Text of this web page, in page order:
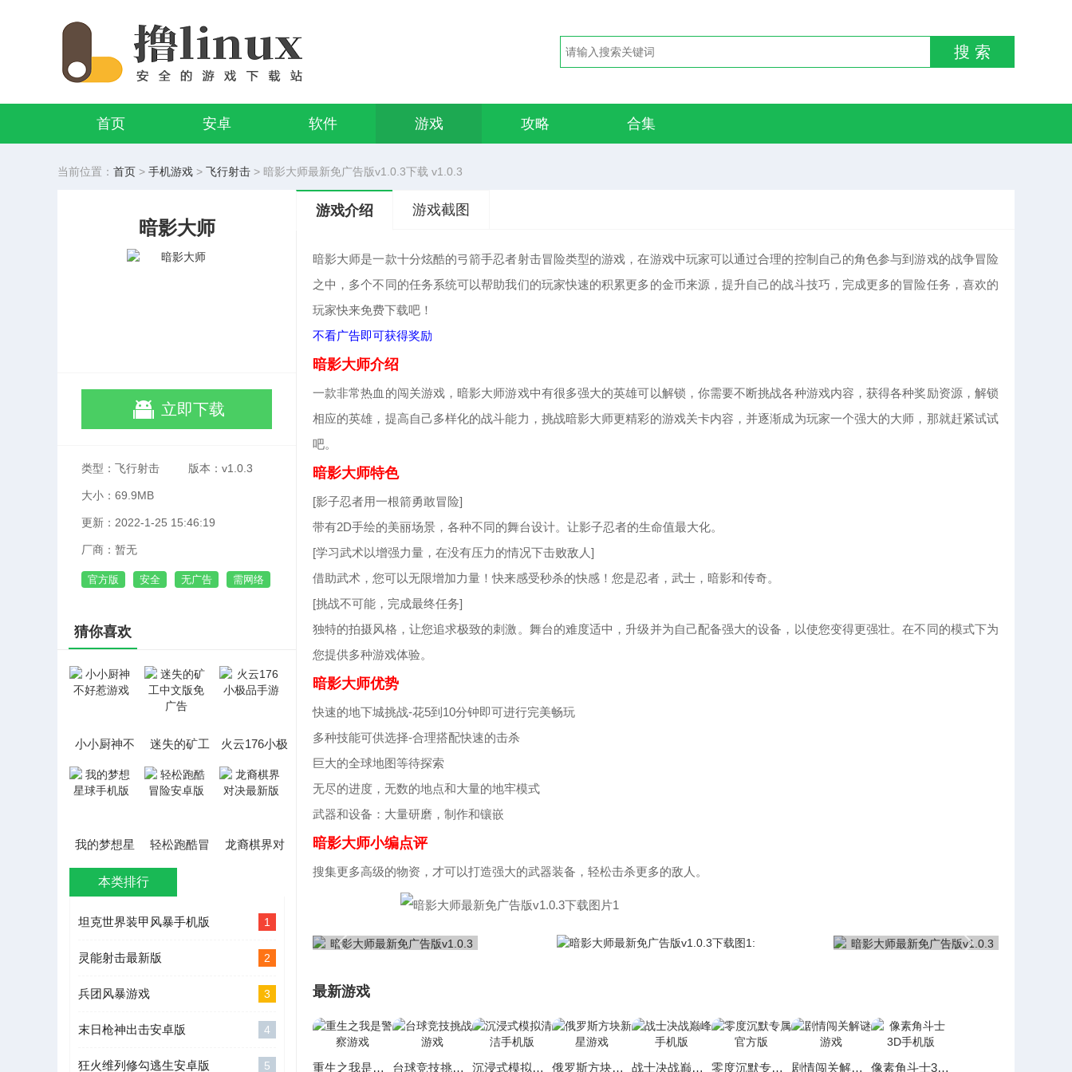
搜 索
首页 安卓 软件 游戏 攻略 合集
当前位置： 首页 > 手机游戏 > 飞行射击 > 暗影大师最新免广告版v1.0.3下载 v1.0.3
暗影大师
立即下载
类型：飞行射击 版本：v1.0.3
大小：69.9MB
更新：2022-1-25 15:46:19
厂商：暂无
官方版 安全 无广告 需网络
猜你喜欢
小小厨神不
迷失的矿工
告
火云176小极
我的梦想星
轻松跑酷冒
龙裔棋界对
本类排行
1
坦克世界装甲风暴手机版
2
灵能射击最新版
3
兵团风暴游戏
4
末日枪神出击安卓版
5
狂火维列修勾逃生安卓版
游戏介绍 游戏截图
暗影大师是一款十分炫酷的弓箭手忍者射击冒险类型的游戏，在游戏中玩家可以通过合理的控制自己的角色参与到游戏的战争冒险
之中，多个不同的任务系统可以帮助我们的玩家快速的积累更多的金币来源，提升自己的战斗技巧，完成更多的冒险任务，喜欢的
玩家快来免费下载吧！
不看广告即可获得奖励
暗影大师介绍
一款非常热血的闯关游戏，暗影大师游戏中有很多强大的英雄可以解锁，你需要不断挑战各种游戏内容，获得各种奖励资源，解锁
相应的英雄，提高自己多样化的战斗能力，挑战暗影大师更精彩的游戏关卡内容，并逐渐成为玩家一个强大的大师，那就赶紧试试
吧。
暗影大师特色
[影子忍者用一根箭勇敢冒险]
带有2D手绘的美丽场景，各种不同的舞台设计。让影子忍者的生命值最大化。
[学习武术以增强力量，在没有压力的情况下击败敌人]
借助武术，您可以无限增加力量！快来感受秒杀的快感！您是忍者，武士，暗影和传奇。
[挑战不可能，完成最终任务]
独特的拍摄风格，让您追求极致的刺激。舞台的难度适中，升级并为自己配备强大的设备，以使您变得更强壮。在不同的模式下为
您提供多种游戏体验。
暗影大师优势
快速的地下城挑战-花5到10分钟即可进行完美畅玩
多种技能可供选择-合理搭配快速的击杀
巨大的全球地图等待探索
无尽的进度，无数的地点和大量的地牢模式
武器和设备：大量研磨，制作和镶嵌
暗影大师小编点评
搜集更多高级的物资，才可以打造强大的武器装备，轻松击杀更多的敌人。
最新游戏
重生之我是警察游戏 台球竞技挑战游戏 沉浸式模拟清洁手机版 俄罗斯方块新星游戏 战士决战巅峰手机版 零度沉默专属官方版 剧情闯关解谜游戏 像素角斗士3D手机版